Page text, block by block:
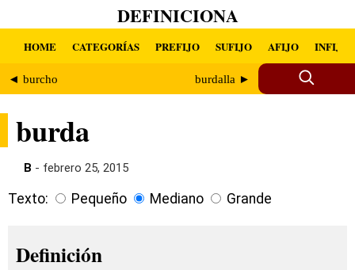
DEFINICIONA
HOME CATEGORÍAS PREFIJO SUFIJO AFIJO INFIJO
◄ burcho burdalla ►
burda
B - febrero 25, 2015
Texto: Pequeño Mediano Grande
Definición